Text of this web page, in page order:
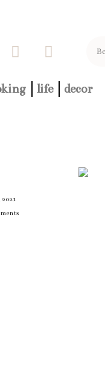
life decor
2021